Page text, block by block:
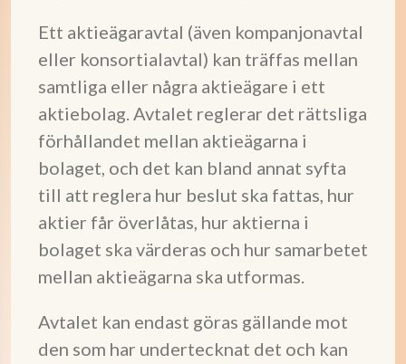
Ett aktieägaravtal (även kompanjonavtal
eller konsortialavtal) kan träffas mellan
samtliga eller några aktieägare i ett
aktiebolag. Avtalet reglerar det rättsliga
förhållandet mellan aktieägarna i
bolaget, och det kan bland annat syfta
till att reglera hur beslut ska fattas, hur
aktier får överlåtas, hur aktierna i
bolaget ska värderas och hur samarbetet
mellan aktieägarna ska utformas.
Avtalet kan endast göras gällande mot
den som har undertecknat det och kan